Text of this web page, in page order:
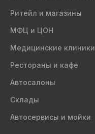
Ритейл и магазины
МФЦ и ЦОН
Медицинские клиники
Рестораны и кафе
Автосалоны
Склады
Автосервисы и мойки